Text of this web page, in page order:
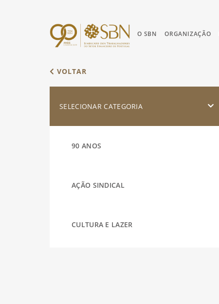
O SBN ORGANIZAÇÃO
VOLTAR
SELECIONAR CATEGORIA
90 ANOS
AÇÃO SINDICAL
CULTURA E LAZER